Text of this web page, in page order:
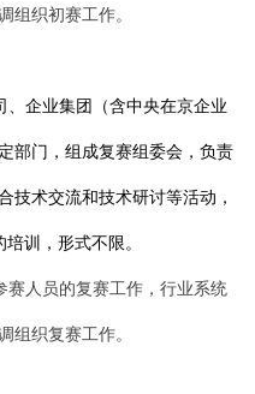
组织初赛工作。
、企业集团（含中央在京企业
部门，组成复赛组委会，负责
技术交流和技术研讨等活动，
训，形式不限。
赛人员的复赛工作，行业系统
组织复赛工作。